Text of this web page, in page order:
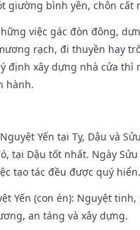
giường bình yên, chôn cất
việc gác đòn đông,
rạch, đi thuyền hay
định xây dựng nhà cửa thì
hành.
Yến tại Tỵ, Dậu và
tại Dậu tốt nhất. Ngày
tạo tác đều được quý hiển.
Yến (con én): Nguyệt tinh,
an táng và xây dựng.